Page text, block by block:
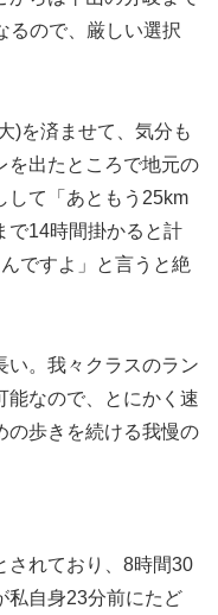
るので、厳しい選択
)を済ませて、気分も
を出たところで地元の
して「あともう25km
で14時間掛かると計
ですよ」と言うと絶
い。我々クラスのラン
能なので、とにかく速
の歩きを続ける我慢の
されており、8時間30
私自身23分前にたど